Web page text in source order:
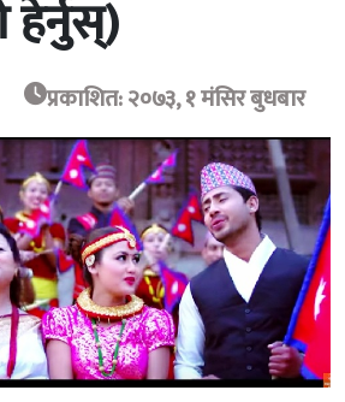
हेर्नुस्)
प्रकाशित: २०७३, १ मंसिर बुधबार